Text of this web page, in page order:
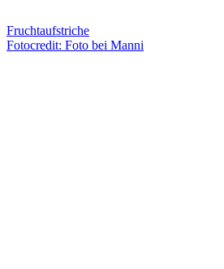
Fruchtaufstriche
Fotocredit: Foto bei Manni